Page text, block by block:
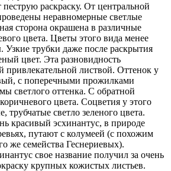
раскраску. От центральной
неравномерные светлые
сторона окрашена в различные
цвета. Цветы этого вида менее
Узкие трубки даже после раскрытия
цвет. Эта разновидность
привлекательной листвой. Оттенок у
с поперечными прожилками
светлого оттенка. С обратной
цвета. Соцветия у этого
трубчатые светло зеленого цвета.
красивый эсхинантус, в природе
путают с колумеей (с похожим
же семейства Геснериевых).
свое название получил за очень
крупных кожистых листьев.